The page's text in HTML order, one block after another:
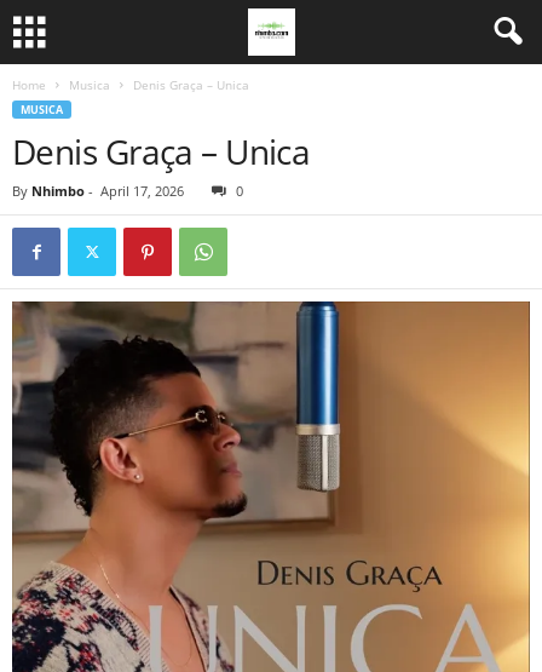
Home Musica Denis Graça – Unica
MUSICA
Denis Graça – Unica
By Nhimbo - April 17, 2026 0